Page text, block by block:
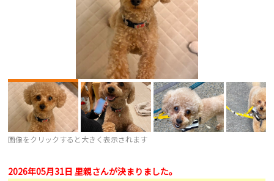
画像をクリックすると大きく表示されます
2026年05月31日 里親さんが決まりました。